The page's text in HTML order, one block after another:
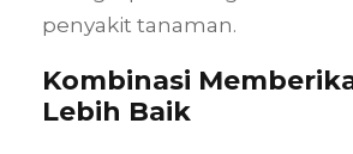
penyakit tanaman.
Kombinasi
Lebih Baik